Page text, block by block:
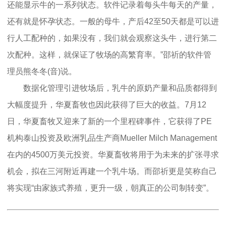
还能显示牛的一系列状态。软件记录着每头牛每天的产量，
还有就是怀孕状态。一般的母牛，产后42至50天都是可以进
行人工配种的，如果没有，我们就会观察这头牛，进行第二
次配种。这样，就保证了牧场的高繁育率。”邵祈的软件管
理员熊冬冬(音)说。
数据化管理引进牧场后，乳牛的原奶产量和品质都得到
大幅度提升，华夏畜牧也因此获得了巨大的收益。7月12
日，华夏畜牧又迎来了新的一个里程碑事件，它获得了PE
机构泰山投资及欧洲乳品生产商Mueller Milch Management
在内的4500万美元投资。华夏畜牧将用于为未来的扩张寻求
机会，拟在三河附近再建一个乳牛场。而邵祈更是笑称自己
将实现“由家族式养殖，更升一级，朝真正的公司制转变”。